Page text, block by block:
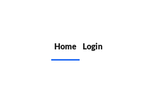
Home
Login